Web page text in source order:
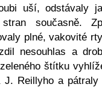
uší, odstávaly
současně.
plné, vakovité
nesouhlas a
štítku
J. Reillyho a pátraly